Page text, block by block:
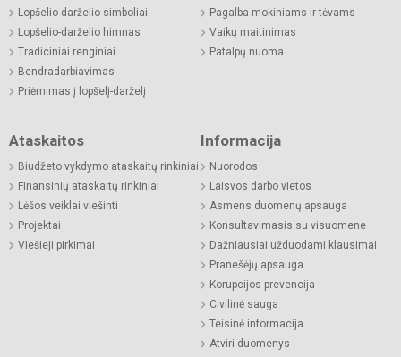
Lopšelio-darželio simboliai
Lopšelio-darželio himnas
Tradiciniai renginiai
Bendradarbiavimas
Priėmimas į lopšelį-darželį
Pagalba mokiniams ir tėvams
Vaikų maitinimas
Patalpų nuoma
Ataskaitos
Biudžeto vykdymo ataskaitų rinkiniai
Finansinių ataskaitų rinkiniai
Lėšos veiklai viešinti
Projektai
Viešieji pirkimai
Informacija
Nuorodos
Laisvos darbo vietos
Asmens duomenų apsauga
Konsultavimasis su visuomene
Dažniausiai užduodami klausimai
Pranešėjų apsauga
Korupcijos prevencija
Civilinė sauga
Teisinė informacija
Atviri duomenys